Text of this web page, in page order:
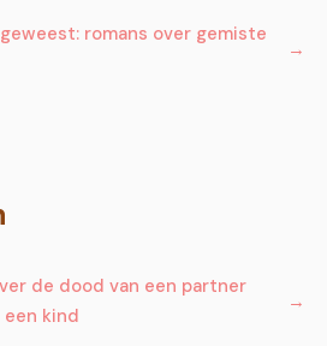
romans over gemiste
de dood van een partner
kind